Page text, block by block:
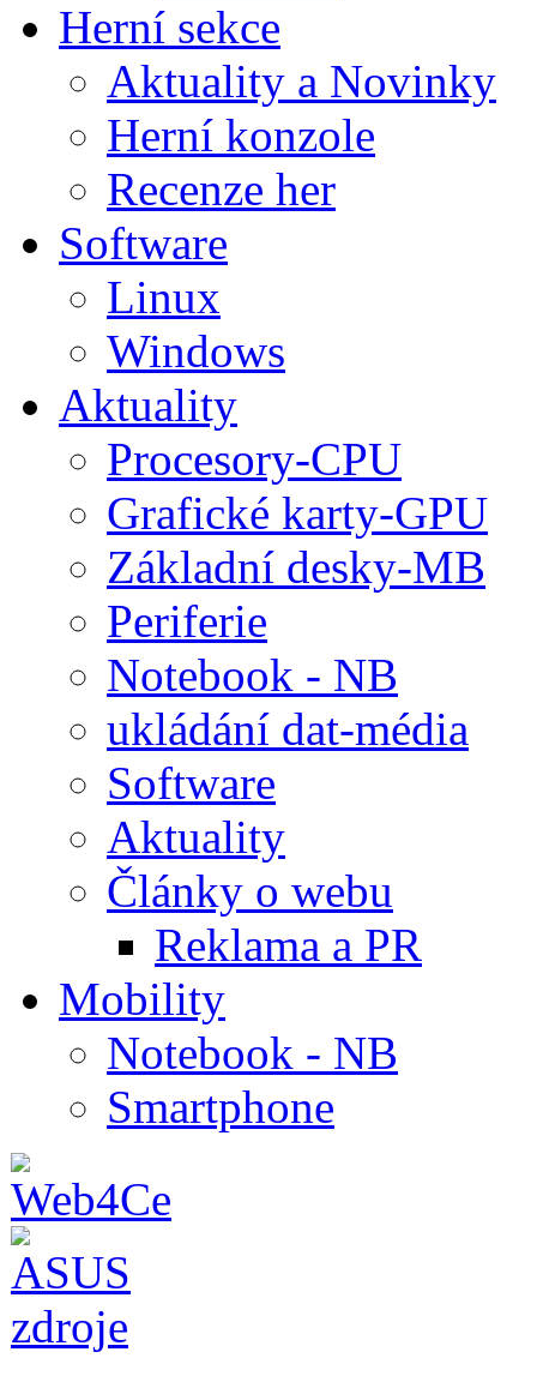
Herní sekce
Aktuality a Novinky
Herní konzole
Recenze her
Software
Linux
Windows
Aktuality
Procesory-CPU
Grafické karty-GPU
Základní desky-MB
Periferie
Notebook - NB
ukládání dat-média
Software
Aktuality
Články o webu
Reklama a PR
Mobility
Notebook - NB
Smartphone